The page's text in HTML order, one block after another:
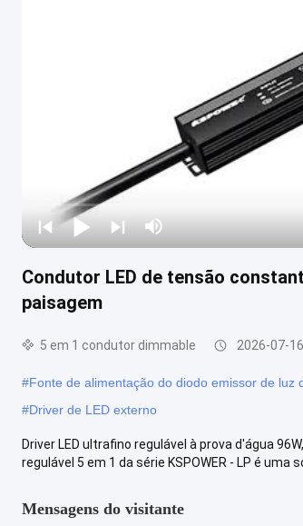
Condutor LED de tensão
paisagem
5 em 1 condutor dimmable 2026-07-16
#Fonte de alimentação do diodo emissor de luz
#Driver de LED externo
Driver LED ultrafino regulável à prova d'água
regulável 5 em 1 da série KSPOWER - LP é uma
Mensagens do visitante